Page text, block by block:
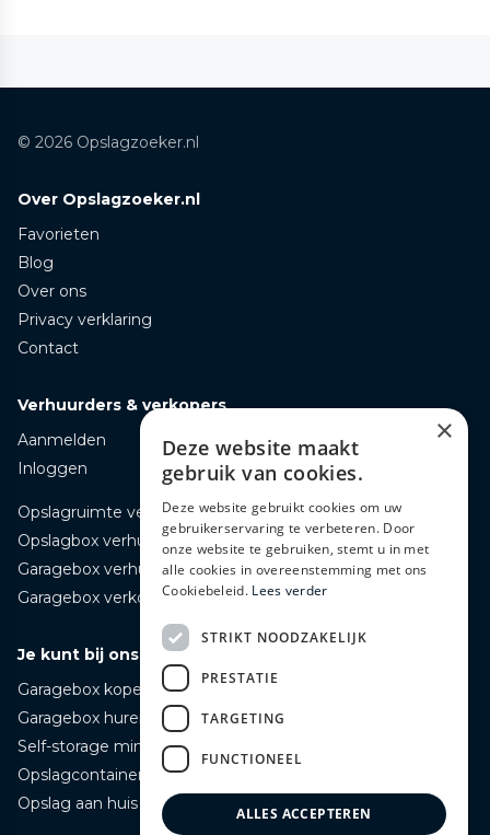
© 2026 Opslagzoeker.nl
Over Opslagzoeker.nl
Favorieten
Blog
Over ons
Privacy verklaring
Contact
Verhuurders & verkopers
Aanmelden
Inloggen
Opslagruimte verhuren
Opslagbox verhuren
Garagebox verhuren
Garagebox verkopen
Je kunt bij ons terecht voor
Garagebox kopen
Garagebox huren
Self-storage mini opslag huren
Opslagcontainer huren
Opslag aan huis bezorgd huren
×
Deze website maakt
gebruik van cookies.
Deze website gebruikt cookies om uw
gebruikerservaring te verbeteren. Door
onze website te gebruiken, stemt u in met
alle cookies in overeenstemming met ons
Cookiebeleid. Lees verder
STRIKT NOODZAKELIJK
PRESTATIE
TARGETING
FUNCTIONEEL
ALLES ACCEPTEREN